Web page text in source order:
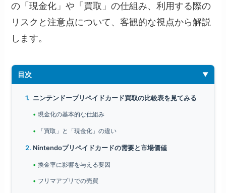
の「現金化」や「買取」の仕組み、利用する際の
リスクと注意点について、客観的な視点から解説
します。
目次
ニンテンドープリペイドカード買取の比較表を見てみる
現金化の基本的な仕組み
「買取」と「現金化」の違い
Nintendoプリペイドカードの需要と市場価値
換金率に影響を与える要因
フリマアプリでの売買